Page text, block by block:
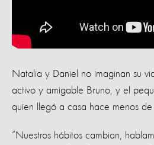
Natalia y Daniel no imaginan su
activo y amigable Bruno, y el
quien llegó a casa hace menos de
“Nuestros hábitos cambian,